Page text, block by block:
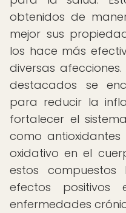
obtenidos de
mejor sus
los hace más
diversas
destacados se
para reducir la
fortalecer el
como
oxidativo en el
estos
efectos
enfermedades